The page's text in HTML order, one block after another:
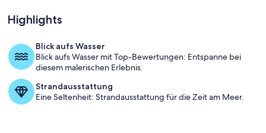
Speisen im Freien
Highlights
Blick aufs Wasser
Blick aufs Wasser mit Top-Bewertungen: Entspanne bei
diesem malerischen Erlebnis.
Strandausstattung
Eine Seltenheit: Strandausstattung für die Zeit am Meer.